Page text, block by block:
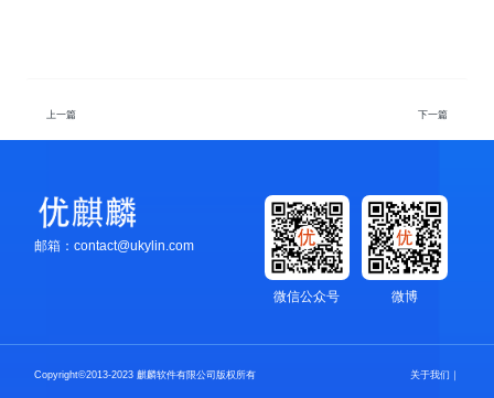
上一篇 下一篇
邮箱：contact@ukylin.com
微博
微信公众号
Copyright©2013-2023 麒麟软件有限公司版权所有 关于我们 ｜